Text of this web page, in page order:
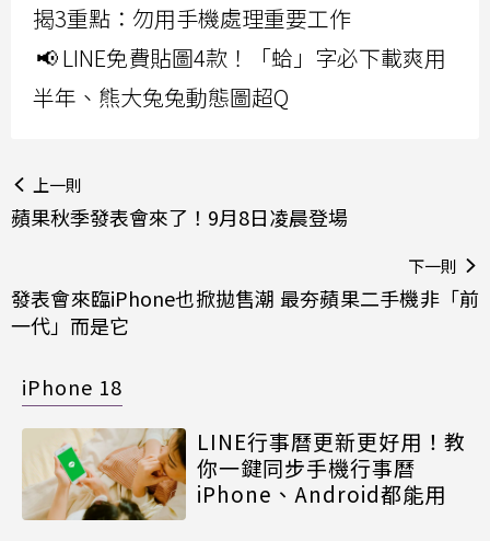
揭3重點：勿用手機處理重要工作
📢 LINE免費貼圖4款！「蛤」字必下載爽用
半年、熊大兔兔動態圖超Q
上一則
蘋果秋季發表會來了！9月8日凌晨登場
下一則
發表會來臨iPhone也掀拋售潮 最夯蘋果二手機非「前
一代」而是它
iPhone 18
LINE行事曆更新更好用！教
你一鍵同步手機行事曆
iPhone、Android都能用